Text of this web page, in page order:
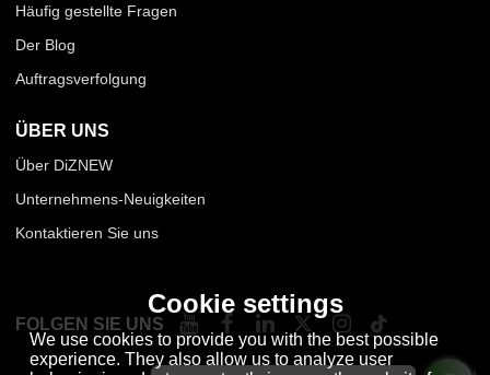
Häufig gestellte Fragen
Der Blog
Auftragsverfolgung
ÜBER UNS
Über DiZNEW
Unternehmens-Neuigkeiten
Kontaktieren Sie uns
FOLGEN SIE UNS
Cookie settings
We use cookies to provide you with the best possible
experience. They also allow us to analyze user